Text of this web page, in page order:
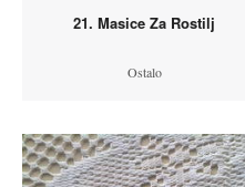
21. Masice Za Rostilj
Ostalo